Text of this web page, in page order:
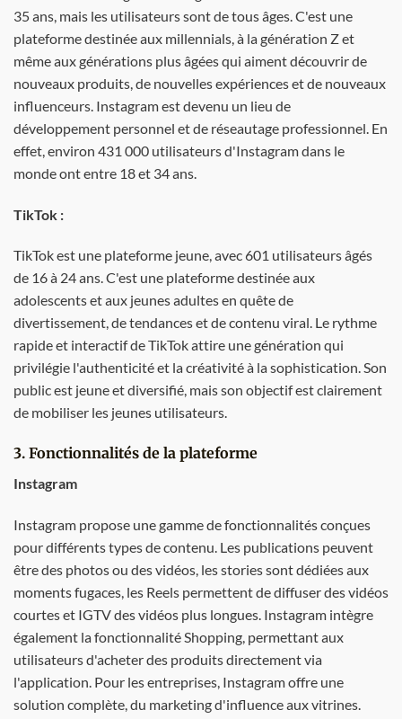
35 ans, mais les utilisateurs sont de tous âges. C'est une
plateforme destinée aux millennials, à la génération Z et
même aux générations plus âgées qui aiment découvrir de
nouveaux produits, de nouvelles expériences et de nouveaux
influenceurs. Instagram est devenu un lieu de
développement personnel et de réseautage professionnel. En
effet, environ 431 000 utilisateurs d'Instagram dans le
monde ont entre 18 et 34 ans.
TikTok :
TikTok est une plateforme jeune, avec 601 utilisateurs âgés
de 16 à 24 ans. C'est une plateforme destinée aux
adolescents et aux jeunes adultes en quête de
divertissement, de tendances et de contenu viral. Le rythme
rapide et interactif de TikTok attire une génération qui
privilégie l'authenticité et la créativité à la sophistication. Son
public est jeune et diversifié, mais son objectif est clairement
de mobiliser les jeunes utilisateurs.
3. Fonctionnalités de la plateforme
Instagram
Instagram propose une gamme de fonctionnalités conçues
pour différents types de contenu. Les publications peuvent
être des photos ou des vidéos, les stories sont dédiées aux
moments fugaces, les Reels permettent de diffuser des vidéos
courtes et IGTV des vidéos plus longues. Instagram intègre
également la fonctionnalité Shopping, permettant aux
utilisateurs d'acheter des produits directement via
l'application. Pour les entreprises, Instagram offre une
solution complète, du marketing d'influence aux vitrines.